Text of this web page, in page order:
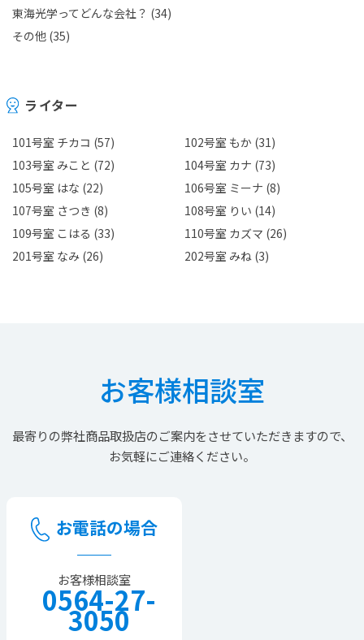
東海光学ってどんな会社？ (34)
その他(35)
ライター
101号室 チカコ (57) 102号室 もか (31)
103号室 みこと (72) 104号室 カナ (73)
105号室 はな (22) 106号室 ミーナ (8)
107号室 さつき (8) 108号室 りい (14)
109号室 こはる (33) 110号室 カズマ (26)
201号室 なみ(26) 202号室 みね (3)
お客様相談室
最寄りの弊社商品取扱店のご案内をさせていただきますので、
お気軽にご連絡ください。
お電話の場合
お客様相談室
0564-27-
3050